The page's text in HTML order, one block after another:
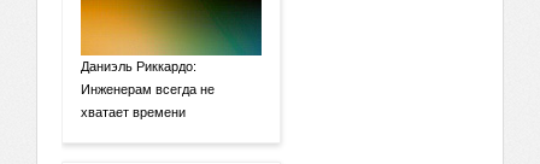
Даниэль Риккардо:
Инженерам всегда не
хватает времени